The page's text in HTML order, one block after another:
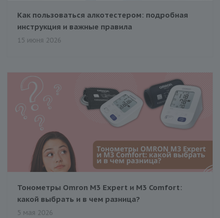
Как пользоваться алкотестером: подробная
инструкция и важные правила
15 июня 2026
Тонометры Omron M3 Expert и M3 Comfort:
какой выбрать и в чем разница?
5 мая 2026